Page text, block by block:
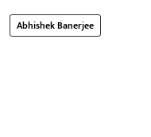
Abhishek Banerjee